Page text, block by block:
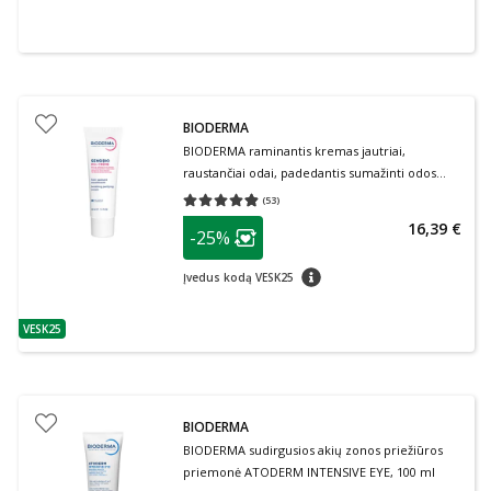
patarimas
VESK25
BIODERMA
BIODERMA raminantis kremas jautriai,
raustančiai odai, padedantis sumažinti odos
pleiskanojimą, SENSIBIO DS+, 40 ml
(53)
Vidutinis įvertinimas 4.83
patarimas
Lojalumo klubo narių nuolaida
-25%
Įvedus kodą VESK25 patarimas
16,39 €
BIODERMA
BIODERMA sudirgusios akių zonos priežiūros
priemonė ATODERM INTENSIVE EYE, 100 ml